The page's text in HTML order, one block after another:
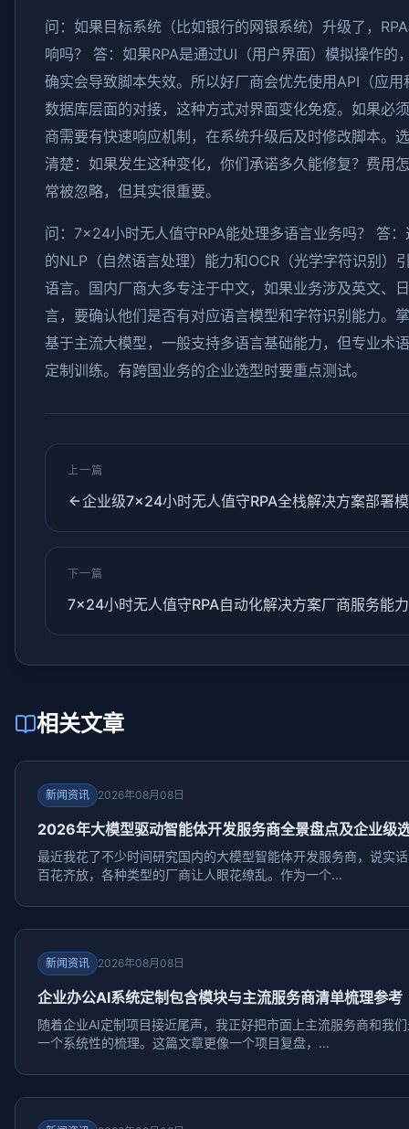
问：如果目标系统（比如银行的网银系统）升级了，
响吗？ 答：如果RPA是通过UI（用户界面）模拟操作的
确实会导致脚本失效。所以好厂商会优先使用API（应用
数据库层面的对接，这种方式对界面变化免疫。如果必
商需要有快速响应机制，在系统升级后及时修改脚本。
清楚：如果发生这种变化，你们承诺多久能修复？费用
常被忽略，但其实很重要。
问：7×24小时无人值守RPA能处理多语言业务吗？ 答
的NLP（自然语言处理）能力和OCR（光学字符识别）
语言。国内厂商大多专注于中文，如果业务涉及英文、
言，要确认他们是否有对应语言模型和字符识别能力。
基于主流大模型，一般支持多语言基础能力，但专业术
定制训练。有跨国业务的企业选型时要重点测试。
上一篇
企业级7×24小时无人值守RPA全栈解决方案部署
下一篇
7×24小时无人值守RPA自动化解决方案厂商服务能
相关文章
新闻资讯 2026年08月08日
2026年大模型驱动智能体开发服务商全景盘点及企业级
最近我花了不少时间研究国内的大模型智能体开发服务商，说实
百花齐放，各种类型的厂商让人眼花缭乱。作为一个...
新闻资讯 2026年08月08日
企业办公AI系统定制包含模块与主流服务商清单梳理参考
随着企业AI定制项目接近尾声，我正好把市面上主流服务商和我
一个系统性的梳理。这篇文章更像一个项目复盘，...